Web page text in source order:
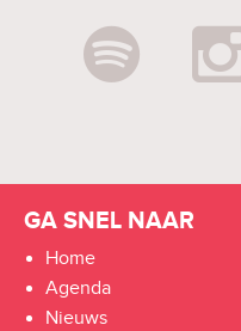
GA SNEL NAAR
Home
Agenda
Nieuws